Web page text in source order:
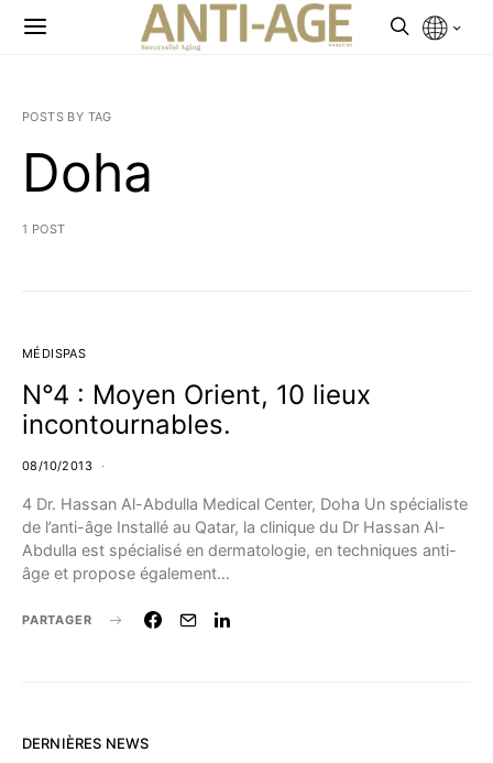
POSTS BY TAG
Doha
1 POST
MÉDISPAS
N°4 : Moyen Orient, 10 lieux
incontournables.
08/10/2013
4 Dr. Hassan Al-Abdulla Medical Center, Doha Un spécialiste
de l’anti-âge Installé au Qatar, la clinique du Dr Hassan Al-
Abdulla est spécialisé en dermatologie, en techniques anti-
âge et propose également…
PARTAGER
DERNIÈRES NEWS